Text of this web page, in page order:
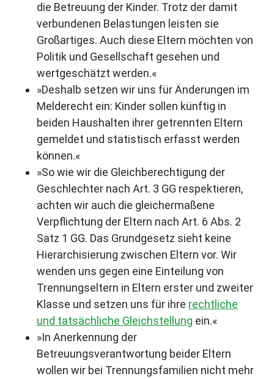
die Betreuung der Kinder. Trotz der damit
verbundenen Belastungen leisten sie
Großartiges. Auch diese Eltern möchten von
Politik und Gesellschaft gesehen und
wertgeschätzt werden.«
»Deshalb setzen wir uns für Änderungen im
Melderecht ein: Kinder sollen künftig in
beiden Haushalten ihrer getrennten Eltern
gemeldet und statistisch erfasst werden
können.«
»So wie wir die Gleichberechtigung der
Geschlechter nach Art. 3 GG respektieren,
achten wir auch die gleichermaßene
Verpflichtung der Eltern nach Art. 6 Abs. 2
Satz 1 GG. Das Grundgesetz sieht keine
Hierarchisierung zwischen Eltern vor. Wir
wenden uns gegen eine Einteilung von
Trennungseltern in Eltern erster und zweiter
Klasse und setzen uns für ihre rechtliche
und tatsächliche Gleichstellung ein.«
»In Anerkennung der
Betreuungsverantwortung beider Eltern
wollen wir bei Trennungsfamilien nicht mehr